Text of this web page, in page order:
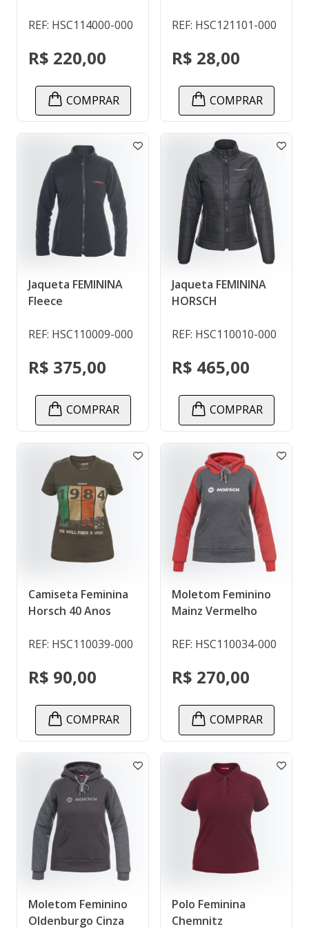
REF: HSC114000-000
R$ 220,00
COMPRAR
REF: HSC121101-000
R$ 28,00
COMPRAR
Jaqueta FEMININA
Fleece
REF: HSC110009-000
R$ 375,00
COMPRAR
Jaqueta FEMININA
HORSCH
REF: HSC110010-000
R$ 465,00
COMPRAR
Camiseta Feminina
Horsch 40 Anos
REF: HSC110039-000
R$ 90,00
COMPRAR
Moletom Feminino
Mainz Vermelho
REF: HSC110034-000
R$ 270,00
COMPRAR
Moletom Feminino
Oldenburgo Cinza
Polo Feminina
Chemnitz